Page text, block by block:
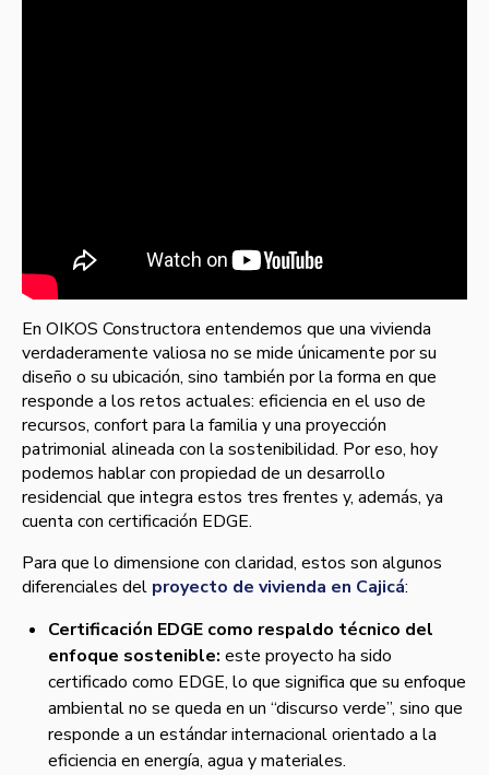
En OIKOS Constructora entendemos que una vivienda
verdaderamente valiosa no se mide únicamente por su
diseño o su ubicación, sino también por la forma en que
responde a los retos actuales: eficiencia en el uso de
recursos, confort para la familia y una proyección
patrimonial alineada con la sostenibilidad. Por eso, hoy
podemos hablar con propiedad de un desarrollo
residencial que integra estos tres frentes y, además, ya
cuenta con certificación EDGE.
Para que lo dimensione con claridad, estos son algunos
diferenciales del proyecto de vivienda en Cajicá:
Certificación EDGE como respaldo técnico del
enfoque sostenible: este proyecto ha sido
certificado como EDGE, lo que significa que su enfoque
ambiental no se queda en un “discurso verde”, sino que
responde a un estándar internacional orientado a la
eficiencia en energía, agua y materiales.